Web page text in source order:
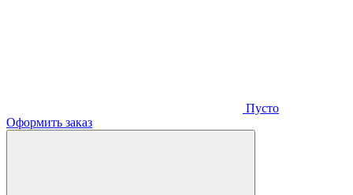
Пусто
Оформить заказ